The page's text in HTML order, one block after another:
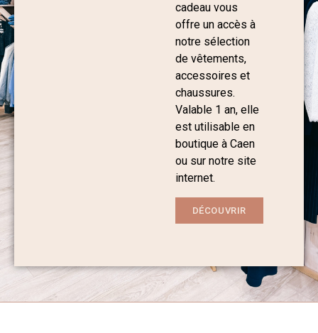
cadeau vous
offre un accès à
notre sélection
de vêtements,
accessoires et
chaussures.
Valable 1 an, elle
est utilisable en
boutique à Caen
ou sur notre site
internet.
DÉCOUVRIR